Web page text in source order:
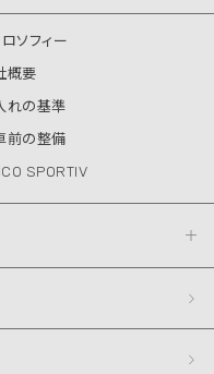
ロソフィー
概要
れの基準
前の整備
SPORTIV